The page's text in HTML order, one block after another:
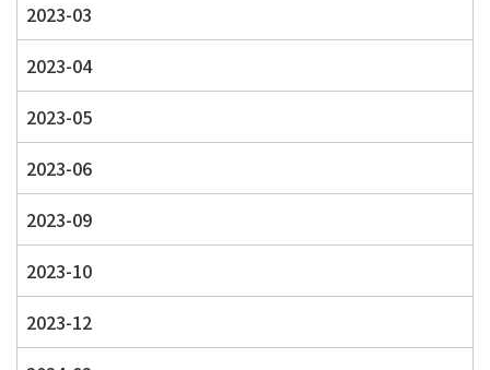
2023-03
2023-04
2023-05
2023-06
2023-09
2023-10
2023-12